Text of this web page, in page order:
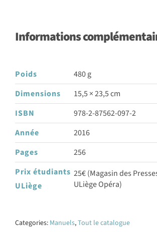
Informations
Poids
480 g
Dimensions
15,5 × 23,5 cm
ISBN
978-2-87562-097-2
Année
2016
Pages
256
Prix étudiants
ULiège
25€ (Magasin des
ULiège Opéra)
Categories: Manuels,Tout le catalogue